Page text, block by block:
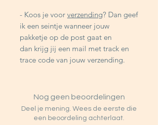
- Koos je voor verzending? Dan geef
ik een seintje wanneer jouw
pakketje op de post gaat en
dan krijg jij een mail met track en
trace code van jouw verzending.
Nog geen beoordelingen
Deel je mening. Wees de eerste die
een beoordeling achterlaat.